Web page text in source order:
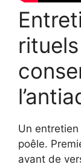
Un
poêle.
avant de